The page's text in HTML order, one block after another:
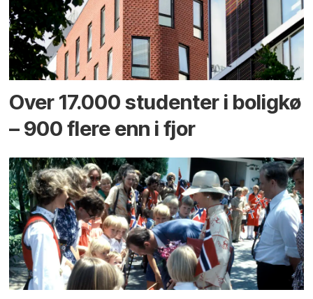
Over 17.000 studenter i boligkø
– 900 flere enn i fjor